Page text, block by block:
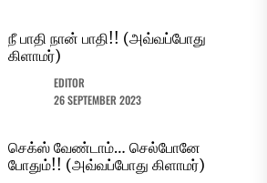
நீ பாதி நான் பாதி!! (அவ்வப்போது
கிளாமர்)
EDITOR
26 SEPTEMBER 2023
செக்ஸ் வேண்டாம்… செல்போனே
போதும்!! (அவ்வப்போது கிளாமர்)